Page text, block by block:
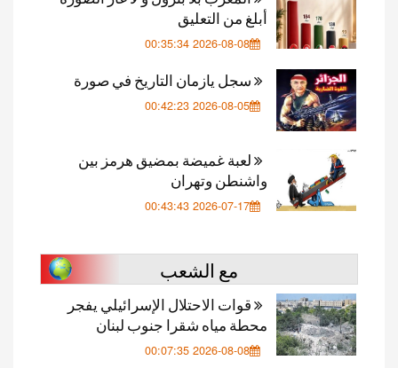
أبلغ من التعليق
2026-08-08 00:35:34
سجل يازمان التاريخ في صورة
2026-08-05 00:42:23
لعبة غميضة بمضيق هرمز بين
واشنطن وتهران
2026-07-17 00:43:43
مع الشعب
قوات الاحتلال الإسرائيلي يفجر
محطة مياه شقرا جنوب لبنان
2026-08-08 00:07:35